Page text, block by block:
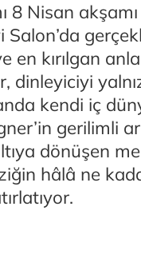
8 Nisan
kırılgan
dinleyiciyi
kendi iç
gerilimli
dönüşen
hâlâ ne